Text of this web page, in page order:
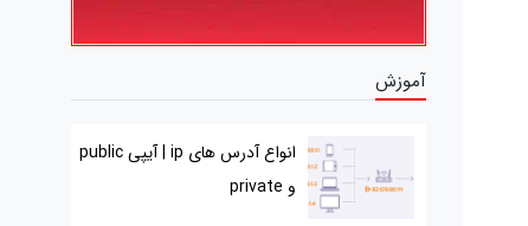
آموزش
انواع آدرس های ip | آیپی public
و private